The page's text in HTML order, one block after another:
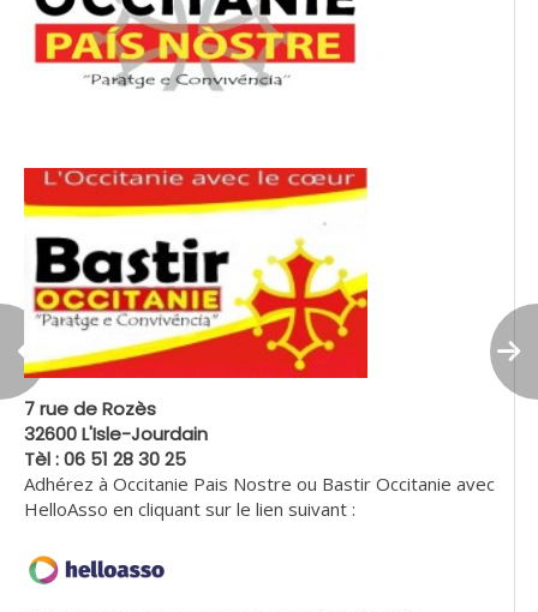
7 rue de Rozès
32600 L'Isle-Jourdain
Tèl : 06 51 28 30 25
Adhérez à Occitanie Pais Nostre ou Bastir Occitanie avec
HelloAsso en cliquant sur le lien suivant :